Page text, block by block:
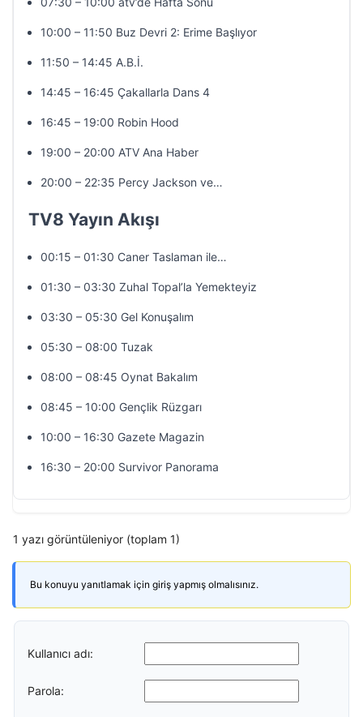
10:00 – 11:50 Buz Devri 2: Erime Başlıyor
11:50 – 14:45 A.B.İ.
14:45 – 16:45 Çakallarla Dans 4
16:45 – 19:00 Robin Hood
19:00 – 20:00 ATV Ana Haber
20:00 – 22:35 Percy Jackson ve…
TV8 Yayın Akışı
00:15 – 01:30 Caner Taslaman ile…
01:30 – 03:30 Zuhal Topal’la Yemekteyiz
03:30 – 05:30 Gel Konuşalım
05:30 – 08:00 Tuzak
08:00 – 08:45 Oynat Bakalım
08:45 – 10:00 Gençlik Rüzgarı
10:00 – 16:30 Gazete Magazin
16:30 – 20:00 Survivor Panorama
1 yazı görüntüleniyor (toplam 1)
Bu konuyu yanıtlamak için giriş yapmış olmalısınız.
Kullanıcı adı:
Parola: